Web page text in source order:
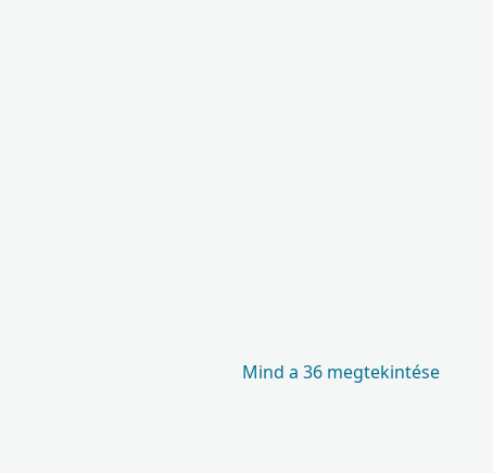
Mind a 36 megtekintése